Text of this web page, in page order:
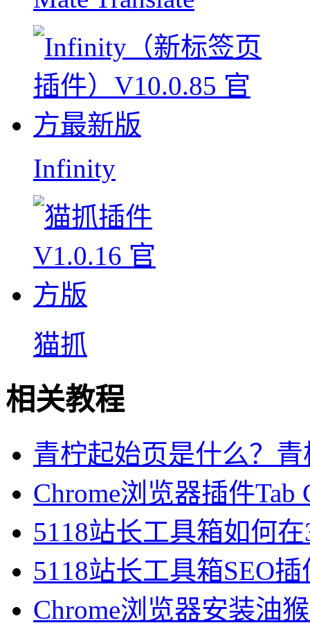
Infinity
猫抓
相关教程
青柠起始页是什么？
Chrome浏览器插件Tab
5118站长工具箱如何
5118站长工具箱SEO
Chrome浏览器安装油